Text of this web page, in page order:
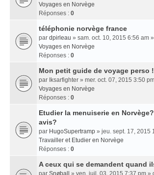
Voyages en Norvège
Réponses : 0
téléphonie norvège france
par dpirleau » sam. oct. 10, 2015 6:56 am
Voyages en Norvège
Réponses : 0
Mon petit guide de voyage perso !
par Iksarfighter » mer. oct. 07, 2015 3:50
Voyages en Norvège
Réponses : 0
Etudier la menuiserie en
avis?
par HugoSupertramp » jeu. sept. 17, 2015
Travailler et Etudier en Norvège
Réponses : 0
A ceux qui se demandent quand
par Snøball
» ven. juil. 03, 2015 7:37 pm »